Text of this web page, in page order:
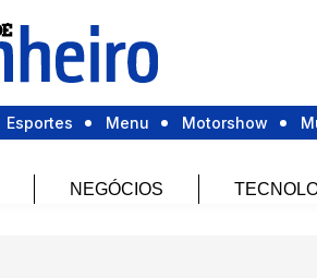
Esportes Menu Motorshow
NEGÓCIOS